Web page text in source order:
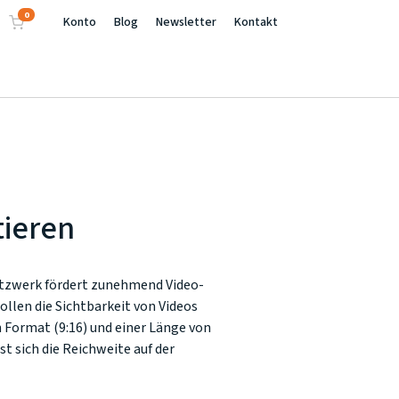
0 Konto Blog Newsletter Kontakt
fördert zunehmend Video-
die Sichtbarkeit von Videos
(9:16) und einer Länge von
sich die Reichweite auf der